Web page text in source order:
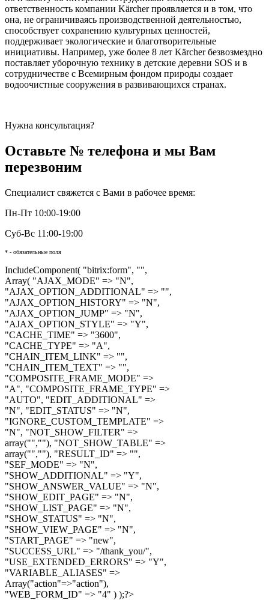
ответственность компании Kärcher проявляется и в том, что
она, не ограничиваясь производственной деятельностью,
способствует сохранению культурных ценностей,
поддерживает экологические и благотворительные
инициативы. Например, уже более 8 лет Kärcher безвозмездно
поставляет уборочную технику в детские деревни SOS и в
сотрудничестве с Всемирным фондом природы создает
водоочистные сооружения в развивающихся странах.
Нужна консультация?
Оставьте № телефона и мы Вам
перезвоним
Специалист свяжется с Вами в рабочее время:
Пн-Пт 10:00-19:00
Суб-Вс 11:00-19:00
* - обязательные поля
IncludeComponent( "bitrix:form", "",
Array( "AJAX_MODE" => "N",
"AJAX_OPTION_ADDITIONAL" => "",
"AJAX_OPTION_HISTORY" => "N",
"AJAX_OPTION_JUMP" => "N",
"AJAX_OPTION_STYLE" => "Y",
"CACHE_TIME" => "3600",
"CACHE_TYPE" => "A",
"CHAIN_ITEM_LINK" => "",
"CHAIN_ITEM_TEXT" => "",
"COMPOSITE_FRAME_MODE" =>
"A", "COMPOSITE_FRAME_TYPE" =>
"AUTO", "EDIT_ADDITIONAL" =>
"N", "EDIT_STATUS" => "N",
"IGNORE_CUSTOM_TEMPLATE" =>
"N", "NOT_SHOW_FILTER" =>
array("",""), "NOT_SHOW_TABLE" =>
array("",""), "RESULT_ID" => "",
"SEF_MODE" => "N",
"SHOW_ADDITIONAL" => "Y",
"SHOW_ANSWER_VALUE" => "N",
"SHOW_EDIT_PAGE" => "N",
"SHOW_LIST_PAGE" => "N",
"SHOW_STATUS" => "N",
"SHOW_VIEW_PAGE" => "N",
"START_PAGE" => "new",
"SUCCESS_URL" => "/thank_you/",
"USE_EXTENDED_ERRORS" => "Y",
"VARIABLE_ALIASES" =>
Array("action"=>"action"),
"WEB_FORM_ID" => "4" ) );?>